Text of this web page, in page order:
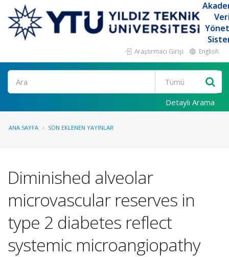
Araştırmacı Girişi English
Ara
Detaylı Arama
ANA SAYFA SON EKLENEN YAYINLAR
Diminished alveolar
microvascular reserves in
type 2 diabetes reflect
systemic microangiopathy